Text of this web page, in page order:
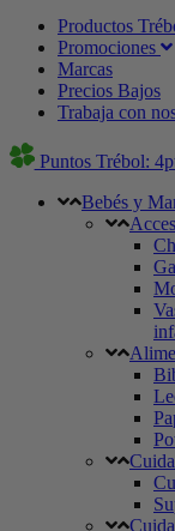
Productos
Promociones
Marcas
Precios Bajos
Trabaja con
Puntos Trébol:
Bebés y